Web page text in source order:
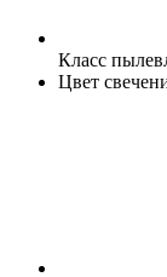
Класс
Цвет